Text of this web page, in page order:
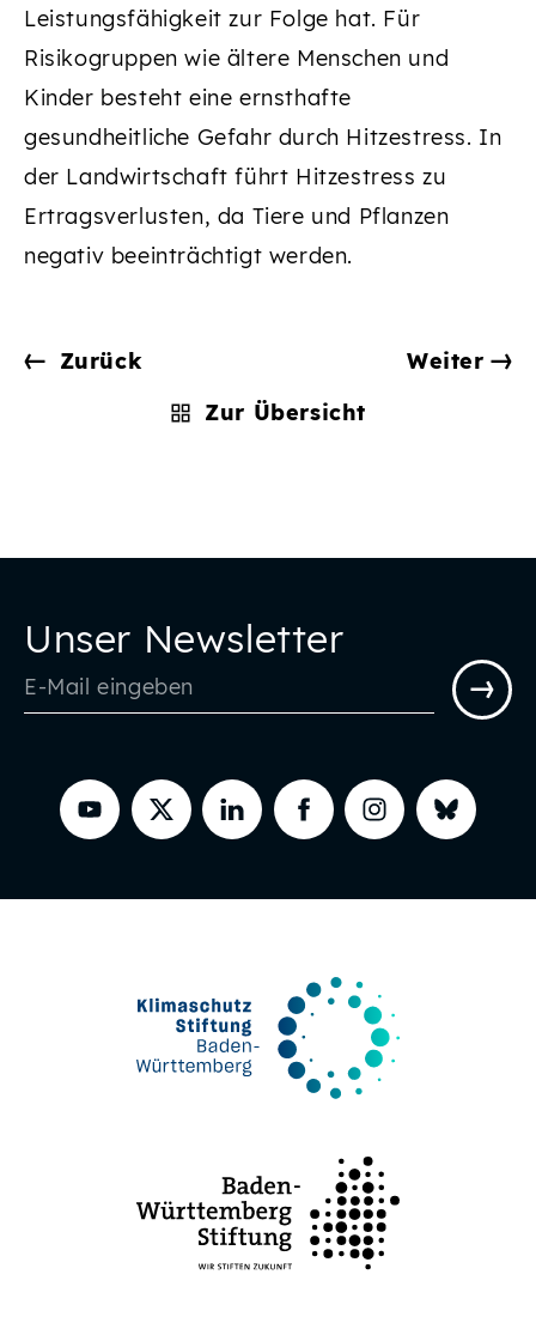
Leistungsfähigkeit zur Folge hat. Für
Risikogruppen wie ältere Menschen und
Kinder besteht eine ernsthafte
gesundheitliche Gefahr durch Hitzestress. In
der Landwirtschaft führt Hitzestress zu
Ertragsverlusten, da Tiere und Pflanzen
negativ beeinträchtigt werden.
Zurück
Weiter
Zur Übersicht
Unser Newsletter